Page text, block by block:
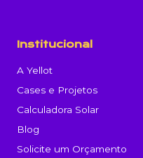
Institucional
A Yellot
Cases e Projetos
Calculadora Solar
Blog
Solicite um Orçamento